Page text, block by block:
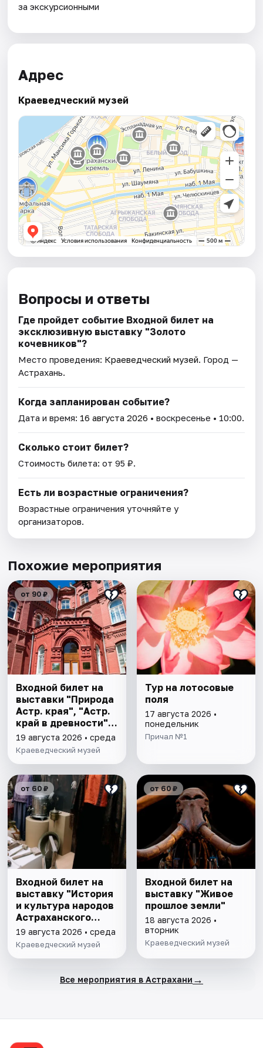
за экскурсионными
Адрес
Краеведческий музей
Вопросы и ответы
Где пройдет событие Входной билет на
эксклюзивную выставку "Золото
кочевников"?
Место проведения: Краеведческий музей. Город —
Астрахань.
Когда запланирован событие?
Дата и время: 16 августа 2026 • воскресенье • 10:00.
Сколько стоит билет?
Стоимость билета: от 95 ₽.
Есть ли возрастные ограничения?
Возрастные ограничения уточняйте у
организаторов.
Похожие мероприятия
от 90 ₽
Входной билет на
выставки "Природа
Астр. края", "Астр.
край в древности",
"Заселение Астр.
края"
19 августа 2026 • среда
Краеведческий музей
Тур на лотосовые
поля
17 августа 2026 •
понедельник
Причал №1
от 60 ₽
Входной билет на
выставку "История
и культура народов
Астраханского
края"
19 августа 2026 • среда
Краеведческий музей
от 60 ₽
Входной билет на
выставку "Живое
прошлое земли"
18 августа 2026 •
вторник
Краеведческий музей
Все мероприятия в Астрахани →